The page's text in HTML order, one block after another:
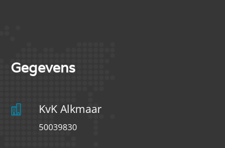
Gegevens
 KvK Alkmaar
50039830